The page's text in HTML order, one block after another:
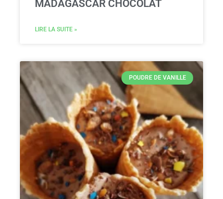
MADAGASCAR CHOCOLAT
LIRE LA SUITE »
POUDRE DE VANILLE